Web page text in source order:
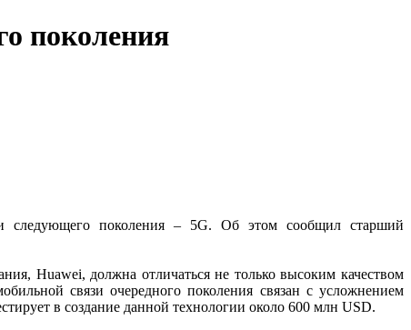
поколения
следующего поколения – 5G. Об этом сообщил старший
Huawei, должна отличаться не только высоким качеством
связи очередного поколения связан с усложнением
в создание данной технологии около 600 млн USD.